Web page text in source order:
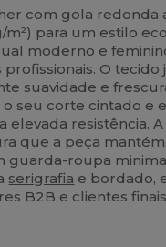
com gola redonda
m²) para um estilo
moderno e
profissionais. O
suavidade e
o seu corte cintado
elevada resistência.
que a peça
guarda-roupa
serigrafia e bordado,
B2B e clientes